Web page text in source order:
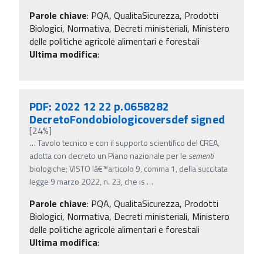
Parole chiave: PQA, QualitaSicurezza, Prodotti
Biologici, Normativa, Decreti ministeriali, Ministero
delle politiche agricole alimentari e forestali
Ultima modifica:
PDF: 2022 12 22 p.0658282
DecretoFondobiologicoversdef signed
[24%]
…Tavolo tecnico e con il supporto scientifico del CREA,
adotta con decreto un Piano nazionale per le sementi
biologiche; VISTO lâ€™articolo 9, comma 1, della succitata
legge 9 marzo 2022, n. 23, che is …
Parole chiave: PQA, QualitaSicurezza, Prodotti
Biologici, Normativa, Decreti ministeriali, Ministero
delle politiche agricole alimentari e forestali
Ultima modifica: